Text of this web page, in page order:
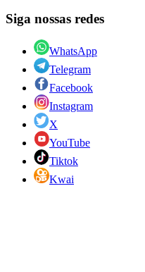
Siga nossas redes
WhatsApp
Telegram
Facebook
Instagram
X
YouTube
Tiktok
Kwai